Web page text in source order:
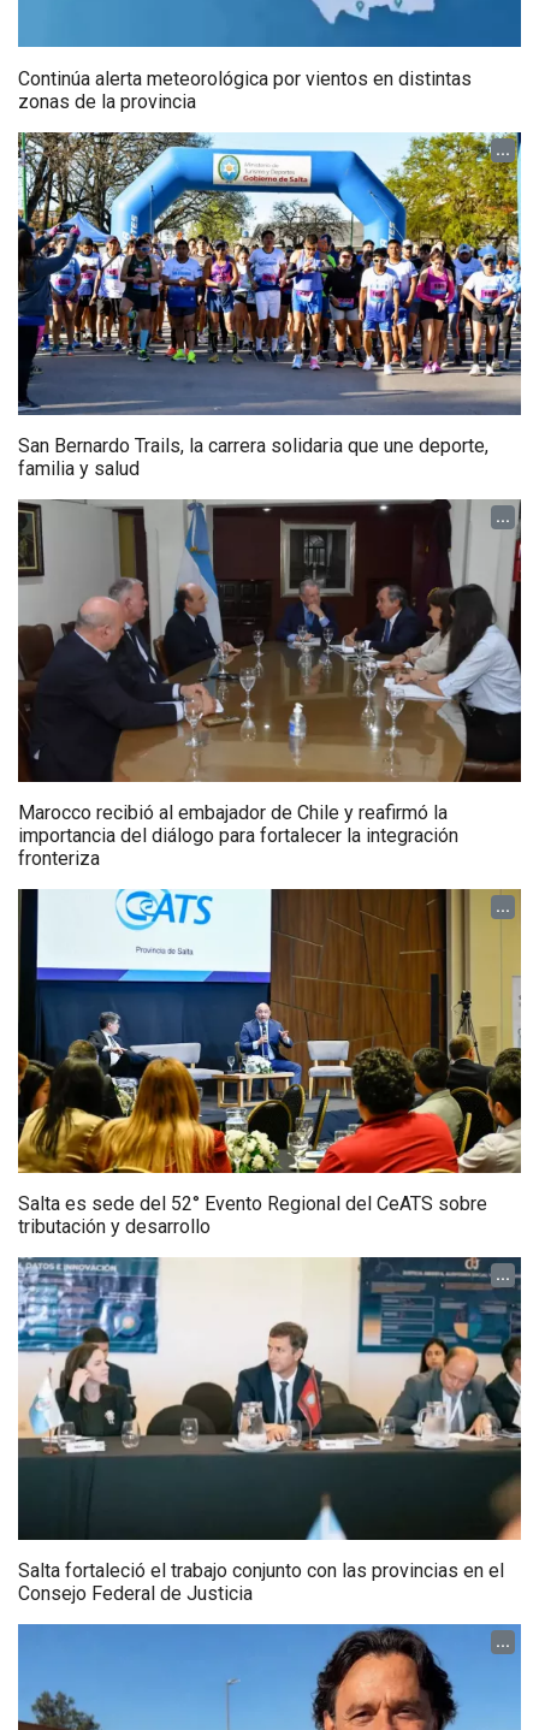
Continúa alerta meteorológica por vientos en distintas
zonas de la provincia
...
San Bernardo Trails, la carrera solidaria que une deporte,
familia y salud
...
Marocco recibió al embajador de Chile y reafirmó la
importancia del diálogo para fortalecer la integración
fronteriza
...
Salta es sede del 52° Evento Regional del CeATS sobre
tributación y desarrollo
...
Salta fortaleció el trabajo conjunto con las provincias en el
Consejo Federal de Justicia
...